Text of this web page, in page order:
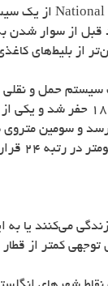
National از یک
قبل از سوار شدن
از بلیط‌های
جابجا می‌شوند.
می‌کنند یا
توجهی کمتر از